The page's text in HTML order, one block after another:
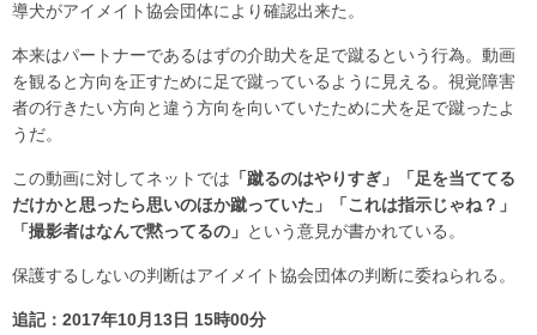
導犬がアイメイト協会団体により確認出来た。
本来はパートナーであるはずの介助犬を足で蹴るという行為。動画
を観ると方向を正すために足で蹴っているように見える。視覚障害
者の行きたい方向と違う方向を向いていたために犬を足で蹴ったよ
うだ。
この動画に対してネットでは 「蹴るのはやりすぎ」「足を当ててる
だけかと思ったら思いのほか蹴っていた」「これは指示じゃね？」
「撮影者はなんで黙ってるの」 という意見が書かれている。
保護するしないの判断はアイメイト協会団体の判断に委ねられる。
追記：2017年10月13日 15時00分